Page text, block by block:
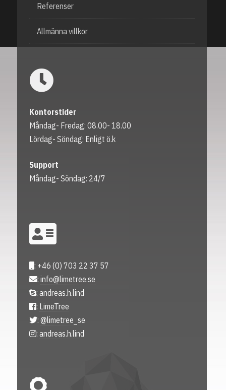
Referenser
Allmänna villkor
Kontorstider
Måndag- Fredag: 08.00- 18.00
Lördag- Söndag: Enligt ö.k
Support
Måndag- Söndag: 24/7
: +46 (0) 703 22 37 57
: info@limetree.se
: andreas.h.lind
: LimeTree
: @limetree_se
: andreas.h.lind